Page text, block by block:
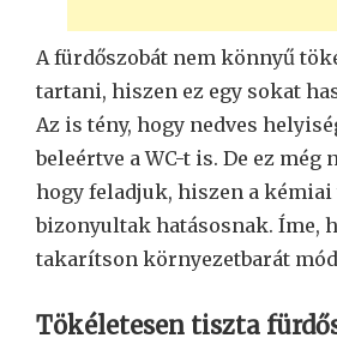
A fürdőszobát nem könnyű
tartani, hiszen ez egy sokat
Az is tény, hogy nedves
beleértve a WC-t is. De ez még
hogy feladjuk, hiszen a
bizonyultak hatásosnak. Íme,
takarítson környezetbarát
Tökéletesen tiszta